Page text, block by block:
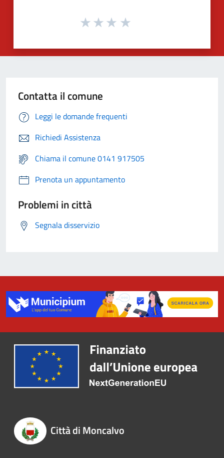
Contatta il comune
Leggi le domande frequenti
Richiedi Assistenza
Chiama il comune 0141 917505
Prenota un appuntamento
Problemi in città
Segnala disservizio
Città di Moncalvo